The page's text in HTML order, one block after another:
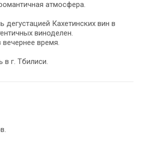
атмосфера.
дегустацией Кахетинских вин в
виноделен.
время.
г. Тбилиси.